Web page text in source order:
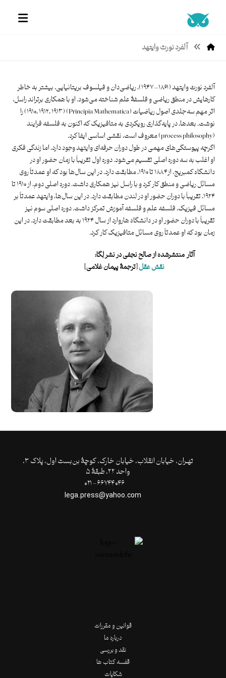
آلفرد نورث وایتهد
آلفرد نورث وایتهد (۱۸۶۱–۱۹۴۷)، ریاضی‌دان و فیلسوف بریتانیایی، بیشتر به خاطر
کارهایش در منطق ریاضی و فلسفهٔ علم شناخته می‌شود. او با همکاری برتراند راسل،
اثر مهم سه‌جلدی اصول ریاضیات (Principia Mathematica) (۱۹۱۰، ۱۹۱۲، ۱۹۱۳) را
نوشت. بعدها، در پایه‌گذاری رویکردی به متافیزیک که اکنون به فلسفه فرایند
(process philosophy) معروف است، نقشی اساسی ایفا کرد.
اگرچه پیوستگی‌های مهمی در طول دوران حرفه‌ای وایتهد وجود دارد، اما زندگی فکری
او اغلب به سه دوره اصلی تقسیم می‌شود. دوره اول تقریباً با زمان حضور او در
دانشگاه کمبریج، از ۱۸۸۴ تا ۱۹۱۰، مطابقت دارد. در این سال‌ها بود که او عمدتاً روی
مسائل ریاضی و منطق کار کرد و با راسل نیز همکاری داشت. دوره اصلی دوم، از ۱۹۱۰ تا
۱۹۲۴، تقریباً با دوران حضور او در لندن مطابقت دارد. در این سال‌ها، وایتهد عمدتاً بر
مسائل فیزیک، فلسفه علم و فلسفه آموزش تمرکز داشت. دوره اصلی سوم نیز
تقریباً با دوران حضور او در دانشگاه هاروارد از سال ۱۹۲۴ به بعد مطابقت دارد. در این
زمان بود که او عمدتاً روی مسائل متافیزیک کار کرد.
آثار منتشرشده از صالح نجفی در نشر لِگا:
نقش عقل[ترجمۀ پیمان غلامی]
تهـران،‌ خیابان انقلاب، خیابان خارک، کوچۀ بن‌بست اول، پلاک ۳،
واحد ۲۲، طبقۀ ۵
قوانین و مقررات
درباره ما
نقد و بررسی
قفسه کتاب ها
شکایات